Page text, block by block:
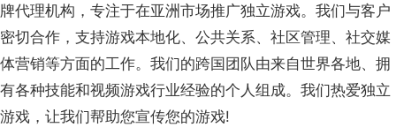
牌代理机构，专注于在亚洲市场推广独立游戏。我们与客户
密切合作，支持游戏本地化、公共关系、社区管理、社交媒
体营销等方面的工作。我们的跨国团队由来自世界各地、拥
有各种技能和视频游戏行业经验的个人组成。我们热爱独立
游戏，让我们帮助您宣传您的游戏!